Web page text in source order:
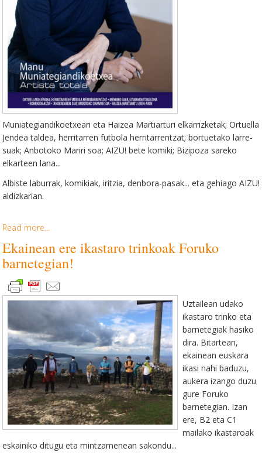
Muniategiandikoetxeari eta Haizea Martiarturi elkarrizketak; Ortuella
Jendea taldea, herritarren futbola herritarrentzat; bortuetako larre-
suak; Anbotoko Mariri soa; AIZU! bete komiki; Bizipoza sareko
elkarteen lana...
Albiste laburrak, komikiak, iritzia, denbora-pasak... eta gehiago AIZU!
aldizkarian.
Read more...
Ekainean ere ikastaro trinkoak Foruko
barnetegian!
Uztailean udako
ikastaro trinko eta
barnetegiak hasiko
dira. Bitartean,
ekainean euskara
ikasi nahi baduzu,
aukera izango duzu
gure Foruko
barnetegian. Izan
ere, B2 eta C1
mailako ikastaroak
eskainiko ditugu eta mintzamenean sakondu...